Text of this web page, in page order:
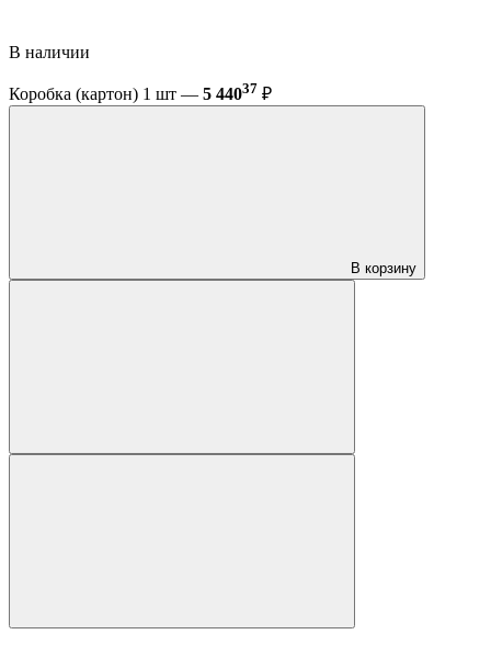
В наличии
Коробка (картон) 1 шт — 5 44037 ₽
В корзину